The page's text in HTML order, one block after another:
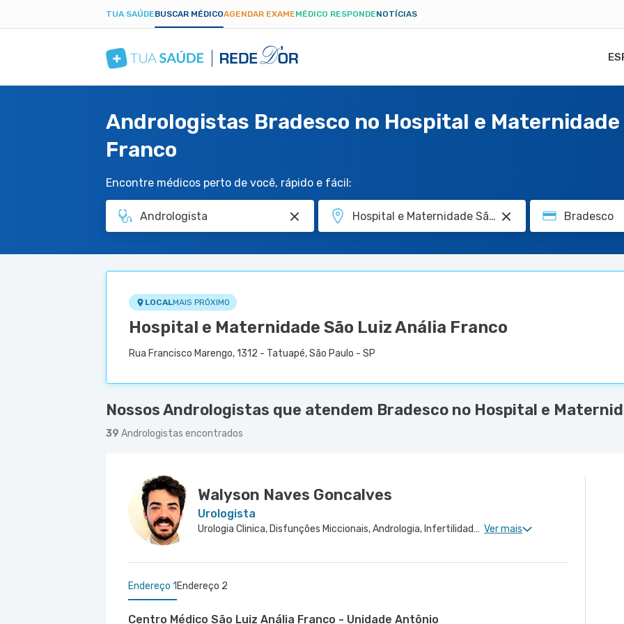
TUA SAÚDEBUSCAR MÉDICOAGENDAR EXAMEMÉDICO RESPONDENOTÍCIAS
Andrologistas Bradesco no Hospital e Maternidade
Franco
Encontre médicos perto de você, rápido e fácil:
LOCALMAIS PRÓXIMO
Hospital e Maternidade São Luiz Anália Franco
Rua Francisco Marengo, 1312 - Tatuapé, São Paulo - SP
Nossos Andrologistas que atendem Bradesco no Hospital e
39 Andrologistas encontrados
Walyson Naves Goncalves
Urologista
Urologia Clinica, Disfunções Miccionais, Andrologia, Infertilidade Masculina, Urologia Oncológica, Cirurgia Robótica Urológica, Urologia Pediátrica, Cirurgia Urológica Ver mais
Endereço 1 Endereço 2
Centro Médico São Luiz Anália Franco - Unidade Antônio